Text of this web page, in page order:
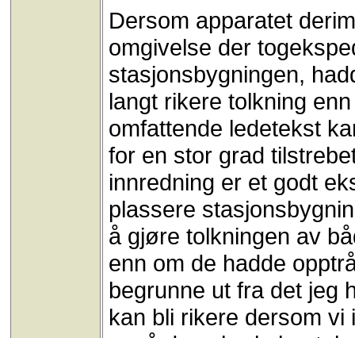
Dersom apparatet
omgivelse der
stasjonsbygningen,
langt rikere tolkning
omfattende ledetekst
for en stor grad
innredning er et godt
plassere
å gjøre tolkningen av
enn om de hadde
begrunne ut fra det jeg
kan bli rikere dersom